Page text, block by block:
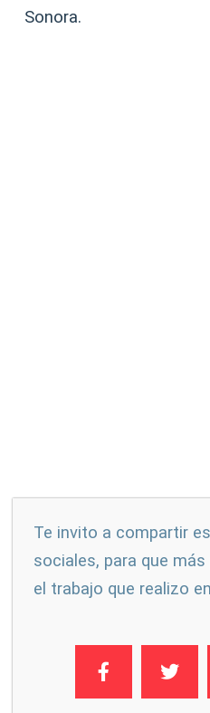
Sonora.
Te invito a compartir
sociales, para que
el trabajo que realizo